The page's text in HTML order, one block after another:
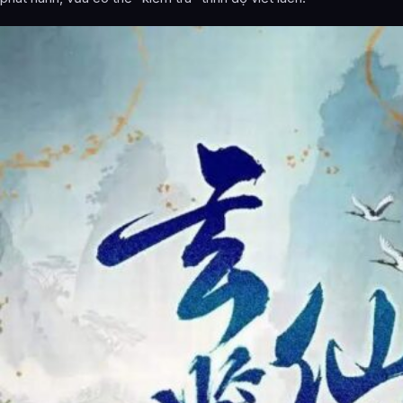
Ninh Quốc Lý Thị (Đâu)
Lâu Đài Thị (Thông)
Dĩnh Hoa Vương Thị (Thông)
Thường Quận Hàn Thị (Đâu / Thanh)
Cốc Quận Vương Thị (Thông)
Bắc Hải Hoàn Thị (Đâu / Thanh)
Khuất Thị (Thông)
Cốc Quận Khương Thị (Đâu)
Tiết Thị (Thông)